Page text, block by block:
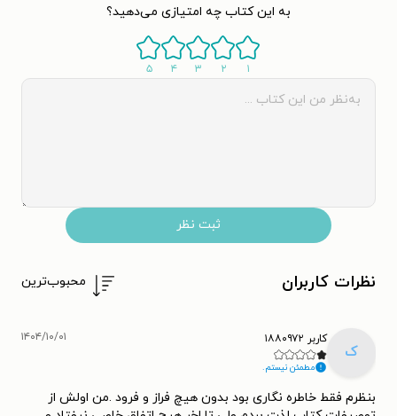
به این کتاب چه امتیازی می‌دهید؟
۱ ۲ ۳ ۴ ۵
ثبت نظر
نظرات کاربران محبوب‌ترین
ک
کاربر ۱۸۸۰۹۷۲
مطمئن نیستم.
۱۴۰۴/۱۰/۰۱
بنظرم فقط خاطره نگاری بود بدون هیچ فراز و فرود .من اولش از